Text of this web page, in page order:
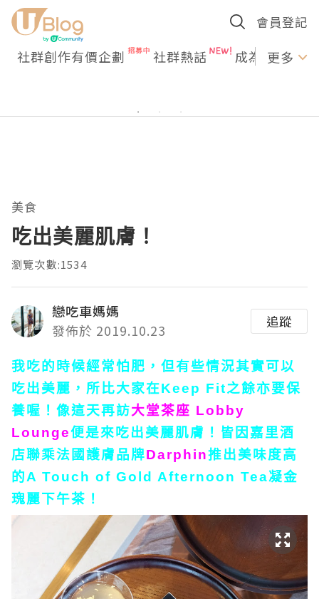
會員登記
社群創作有價企劃 社群熱話 成為U更多
美食
吃出美麗肌膚！
瀏覽次數:1534
戀吃車媽媽
發佈於 2019.10.23
追蹤
我吃的時候經常怕肥，但有些情況其實可以
吃出美麗，所比大家在Keep Fit之餘亦要保
養喔！像這天再訪大堂茶座 Lobby
Lounge便是來吃出美麗肌膚！皆因嘉里酒
店聯乘法國護膚品牌Darphin推出美味度高
的A Touch of Gold Afternoon Tea凝金
瑰麗下午茶！